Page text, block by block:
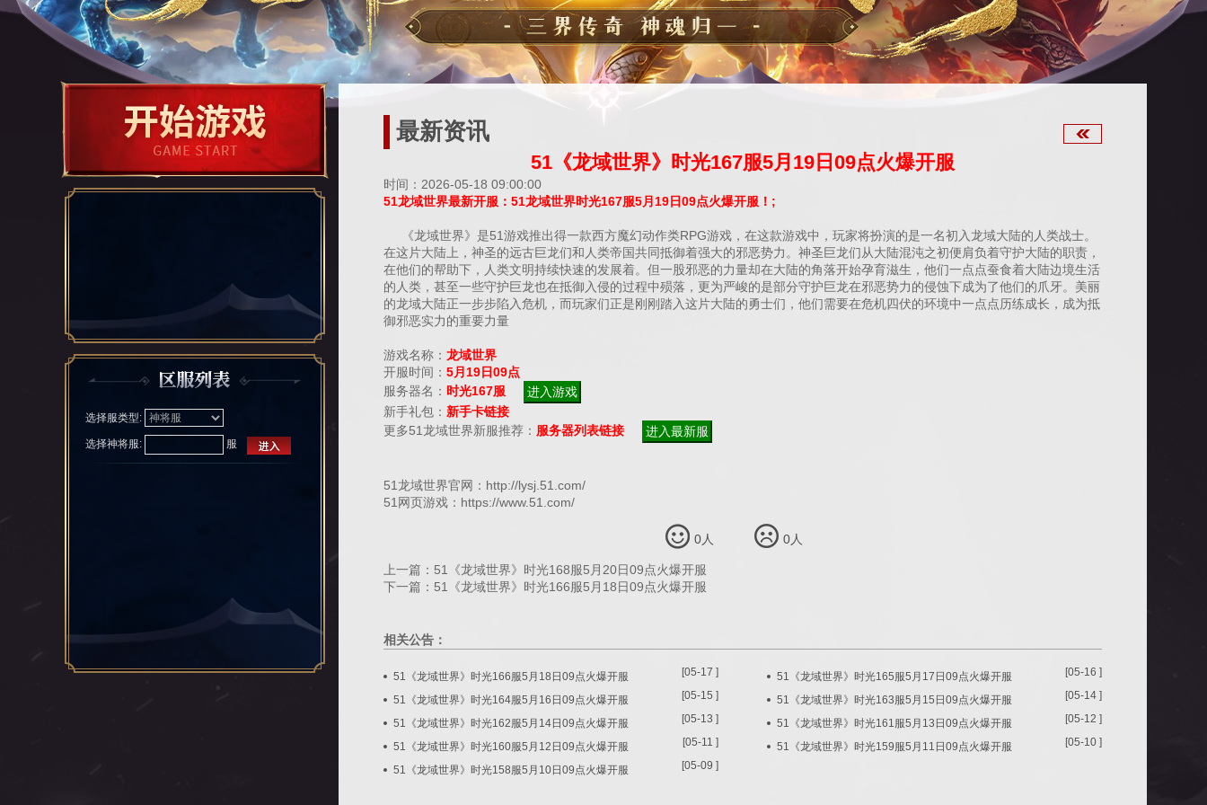
选择服类型:
选择神将服: 服 进入
最新资讯 查看官网
51《龙域世界》时光167服5月19日09点火爆开服
时间：2026-05-18 09:00:00
51龙域世界最新开服：51龙域世界时光167服5月19日09点火爆开服！;
《龙域世界》是51游戏推出得一款西方魔幻动作类RPG游戏，在这款游戏中，玩家将扮演的是一名初入龙域大陆的人类战士。
在这片大陆上，神圣的远古巨龙们和人类帝国共同抵御着强大的邪恶势力。神圣巨龙们从大陆混沌之初便肩负着守护大陆的职责，
在他们的帮助下，人类文明持续快速的发展着。但一股邪恶的力量却在大陆的角落开始孕育滋生，他们一点点蚕食着大陆边境生活
的人类，甚至一些守护巨龙也在抵御入侵的过程中殒落，更为严峻的是部分守护巨龙在邪恶势力的侵蚀下成为了他们的爪牙。美丽
的龙域大陆正一步步陷入危机，而玩家们正是刚刚踏入这片大陆的勇士们，他们需要在危机四伏的环境中一点点历练成长，成为抵
御邪恶实力的重要力量
游戏名称： 龙域世界
开服时间： 5月19日09点
服务器名： 时光167服
新手礼包： 新手卡链接
更多51龙域世界新服推荐： 服务器列表链接
51龙域世界官网： http://lysj.51.com/
51网页游戏： https://www.51.com/
0人 0人
上一篇： 51《龙域世界》时光168服5月20日09点火爆开服
下一篇： 51《龙域世界》时光166服5月18日09点火爆开服
相关公告：
51《龙域世界》时光166服5月18日09点火爆开服 [05-17 ] 51《龙域世界》时光165服5月17日09点火爆开服 [05-16 ]
51《龙域世界》时光164服5月16日09点火爆开服 [05-15 ] 51《龙域世界》时光163服5月15日09点火爆开服 [05-14 ]
51《龙域世界》时光162服5月14日09点火爆开服 [05-13 ] 51《龙域世界》时光161服5月13日09点火爆开服 [05-12 ]
51《龙域世界》时光160服5月12日09点火爆开服 [05-11 ] 51《龙域世界》时光159服5月11日09点火爆开服 [05-10 ]
51《龙域世界》时光158服5月10日09点火爆开服 [05-09 ]